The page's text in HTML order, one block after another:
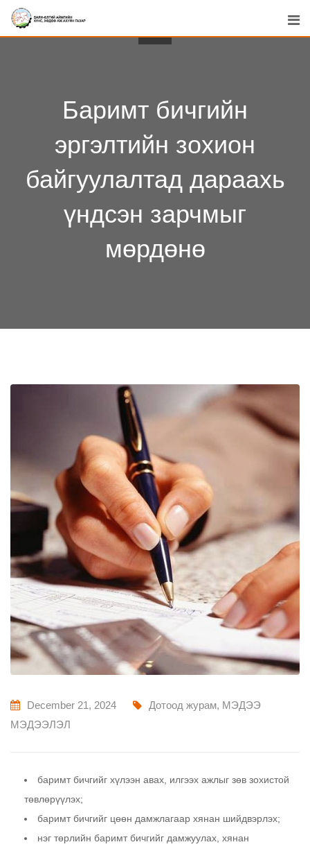
Skip
Баримт бичгийн
эргэлтийн зохион
байгуулалтад дараахь
үндсэн зарчмыг
мөрдөнө
December 21, 2024 Дотоод журам, МЭДЭЭ
МЭДЭЭЛЭЛ
баримт бичгийг хүлээн авах, илгээх ажлыг зөв зохистой
төвлөрүүлэх;
баримт бичгийг цөөн дамжлагаар хянан шийдвэрлэх;
нэг төрлийн баримт бичгийг дамжуулах, хянан